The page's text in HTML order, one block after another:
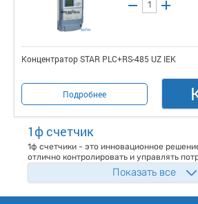
Концентратор STAR PLC+RS-485 UZ IEK
Подробнее
1ф счетчик
1ф счетчики - это инновационное
отлично контролировать и управлять
Показать все